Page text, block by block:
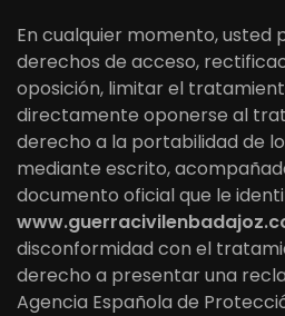
En cualquier momento, usted
derechos de acceso,
oposición, limitar el
directamente oponerse al
derecho a la portabilidad de
mediante escrito,
documento oficial que le
disconformidad con el
derecho a presentar una
Agencia Española de